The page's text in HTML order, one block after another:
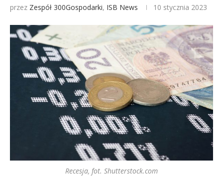
przez Zespół 300Gospodarki, ISB News 10 stycznia 2023
Recesja, fot. Shutterstock.com